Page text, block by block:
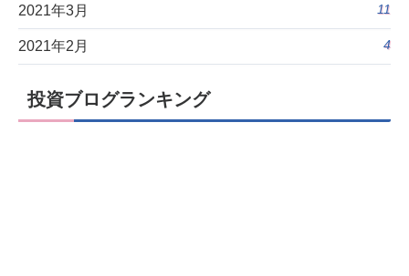
2021年3月 11
2021年2月 4
投資ブログランキング